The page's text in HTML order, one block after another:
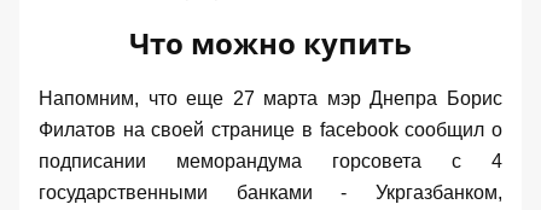
Что можно купить
Напомним, что еще 27 марта мэр Днепра Борис
Филатов на своей странице в facebook сообщил о
подписании меморандума горсовета с 4
государственными банками - Укргазбанком,